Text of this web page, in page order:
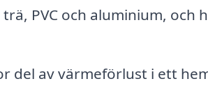
PVC och aluminium, och
del av värmeförlust i ett